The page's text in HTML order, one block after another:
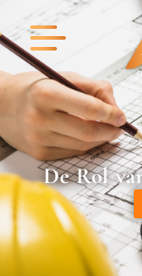
De Rol